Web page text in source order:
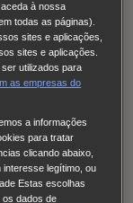
Luta Rosa,
WOW
de intervenção
Family Talks:
da Tua Vida
a Frente Three
O Paraíso
à nossa
todas as páginas).
sites e aplicações,
sites e aplicações.
utilizados para
as empresas do
a informações
para tratar
clicando abaixo,
interesse legítimo, ou
Estas escolhas
os dados de